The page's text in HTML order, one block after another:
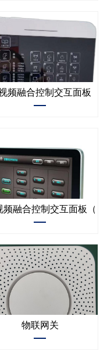
频融合控制交互面板
屏）
频融合控制交互面板（
物联网关